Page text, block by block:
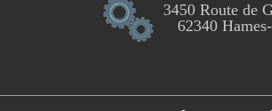
3450 Route de
62340 Hames-